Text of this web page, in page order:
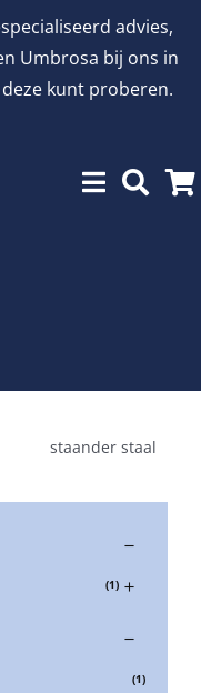
advies,
Umbrosa bij ons in
kunt proberen.
staander staal
(1)
(1)